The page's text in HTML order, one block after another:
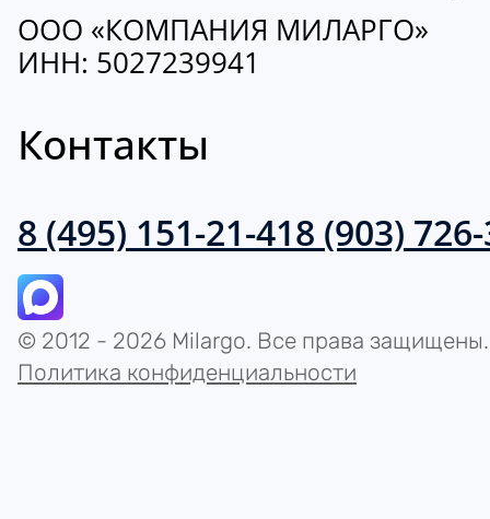
ООО «КОМПАНИЯ МИЛАРГО»
ИНН: 5027239941
Контакты
8 (495) 151-21-418 (903)
© 2012 - 2026 Milargo. Все права защищены.
Политика конфиденциальности